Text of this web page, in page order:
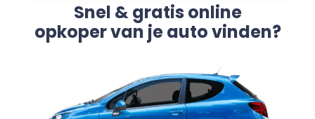
Snel & gratis online
opkoper van je auto vinden?